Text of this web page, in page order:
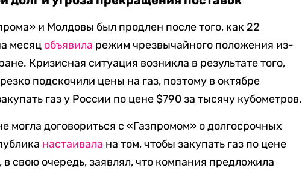
и Молдовы был продлен после того, как 22
месяц объявила режим чрезвычайного положения из-
Кризисная ситуация возникла в результате того,
подскочили цены на газ, поэтому в октябре
газ у России по цене $790 за тысячу кубометров.
могла договориться с «Газпромом» о долгосрочных
настаивала на том, чтобы закупать газ по цене
свою очередь, заявлял, что компания предложила